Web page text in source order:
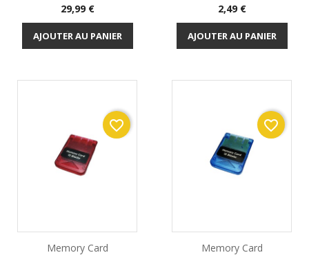
Prix
29,99 €
AJOUTER AU PANIER
Prix
2,49 €
AJOUTER AU PANIER
Memory Card
favorite_border
Memory Card
favorite_border